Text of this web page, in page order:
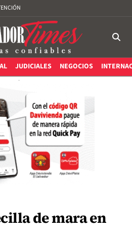
JUDICIALES NEGOCIOS
de mara en